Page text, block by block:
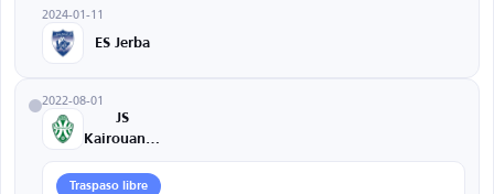
2024-01-11
ES Jerba
2022-08-01
JS
Kairouanaise
Traspaso libre